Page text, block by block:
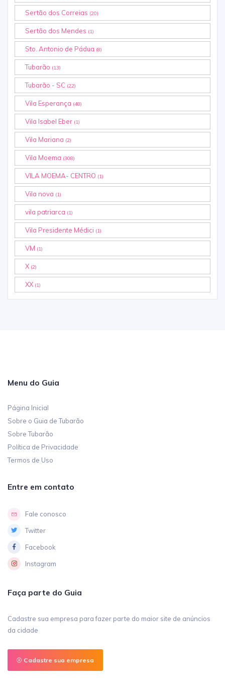
Sertão dos Correias (20)
Sertão dos Mendes (1)
Sto. Antonio de Pádua (8)
Tubarão (13)
Tubarão - SC (22)
Vila Esperança (48)
Vila Isabel Eber (1)
Vila Mariana (2)
Vila Moema (308)
VILA MOEMA- CENTRO (1)
Vila nova (1)
vila patriarca (1)
Vila Presidente Médici (1)
VM (1)
X (2)
XX (1)
Menu do Guia
Página Inicial
Sobre o Guia de Tubarão
Sobre Tubarão
Política de Privacidade
Termos de Uso
Entre em contato
Fale conosco
Twitter
Facebook
Instagram
Faça parte do Guia
Cadastre sua empresa para fazer parte do maior site de anúncios
da cidade
Cadastre sua empresa